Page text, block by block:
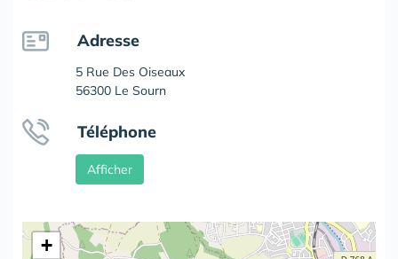
Adresse
5 Rue Des Oiseaux
56300 Le Sourn
Téléphone
Afficher
+